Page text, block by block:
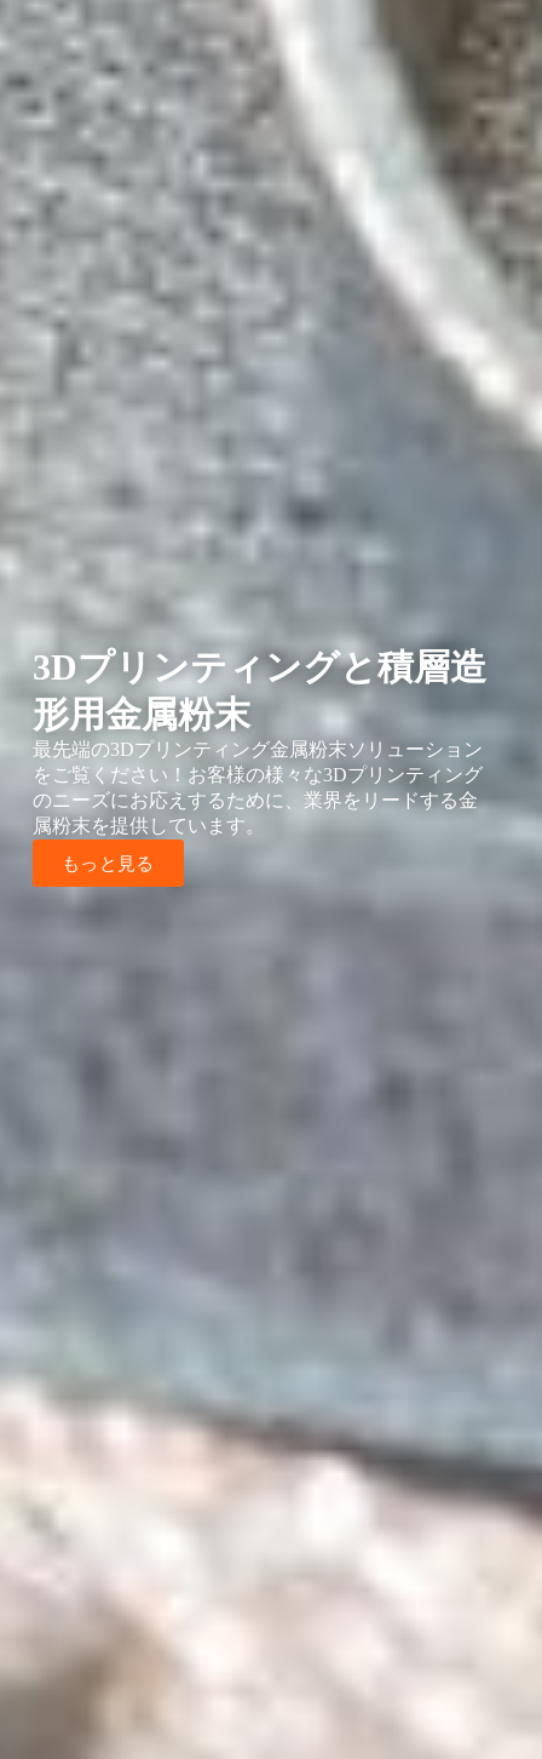
3Dプリンティングと積層造
形用金属粉末
最先端の3Dプリンティング金属粉末ソリューション
をご覧ください！お客様の様々な3Dプリンティング
のニーズにお応えするために、業界をリードする金
属粉末を提供しています。
もっと見る